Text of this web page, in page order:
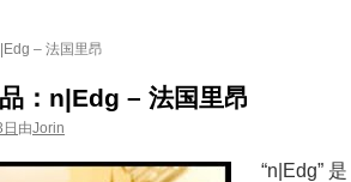
– 法国里昂
：n|Edg – 法国里昂
由Jorin
“n|Edg” 是